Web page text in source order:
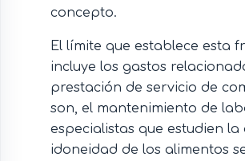
concepto.
El límite que establece esta
incluye los gastos
prestación de servicio de
son, el mantenimiento de
especialistas que estudien la
idoneidad de los alimentos